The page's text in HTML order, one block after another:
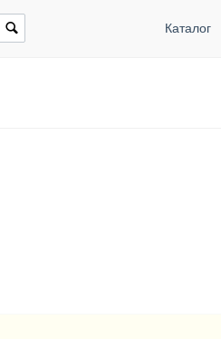
Каталог